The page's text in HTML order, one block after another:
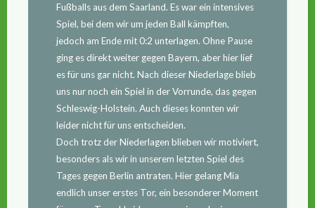
Fußballs aus dem Saarland. Es war ein intensives
Spiel, bei dem wir um jeden Ball kämpften,
jedoch am Ende mit 0:2 unterlagen. Ohne Pause
ging es direkt weiter gegen Bayern, aber hier lief
es für uns gar nicht. Nach dieser Niederlage blieb
uns nur noch ein Spiel in der Vorrunde, das gegen
Schleswig-Holstein. Auch dieses konnten wir
leider nicht für uns entscheiden.
Doch trotz der Niederlagen blieben wir motiviert,
besonders als wir in unserem letzten Spiel des
Tages gegen Berlin antraten. Hier gelang Mia
endlich unser erstes Tor, ein besonderer Moment